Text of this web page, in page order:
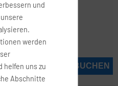
SKG )
JETZT BUCHEN
und
werden
helfen uns zu
Abschnitte